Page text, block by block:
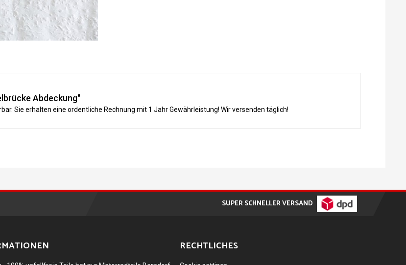
Abdeckung"
Sie erhalten eine ordentliche Rechnung mit 1 Jahr Gewährleistung! Wir versenden täglich!
SUPER SCHNELLER VERSAND
RECHTLICHES